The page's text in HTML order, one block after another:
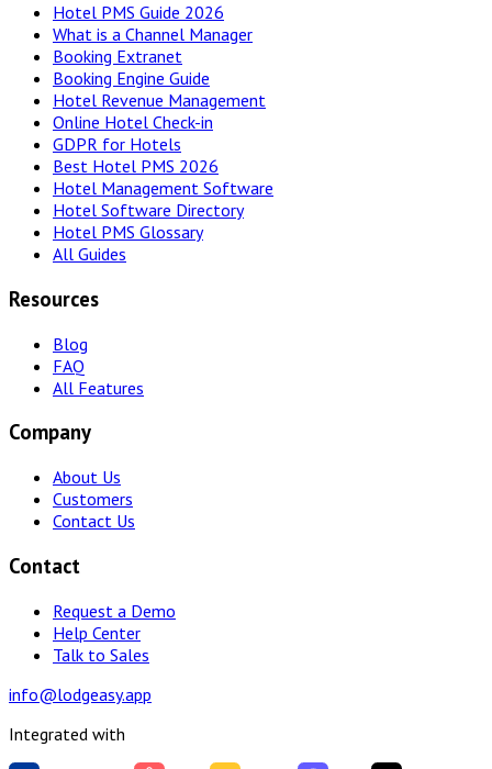
Hotel PMS Guide 2026
What is a Channel Manager
Booking Extranet
Booking Engine Guide
Hotel Revenue Management
Online Hotel Check-in
GDPR for Hotels
Best Hotel PMS 2026
Hotel Management Software
Hotel Software Directory
Hotel PMS Glossary
All Guides
Resources
Blog
FAQ
All Features
Company
About Us
Customers
Contact Us
Contact
Request a Demo
Help Center
Talk to Sales
info@lodgeasy.app
Integrated with